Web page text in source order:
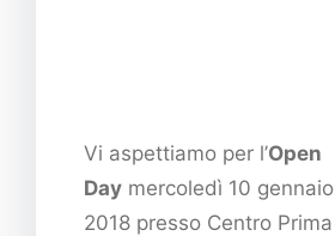
Vi aspettiamo per l’Open
Day mercoledì 10 gennaio
2018 presso Centro Prima